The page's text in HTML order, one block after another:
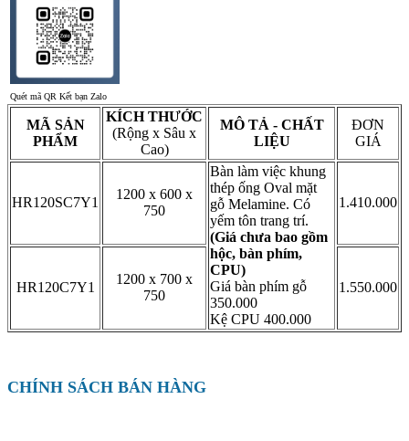
Quét mã QR Kết bạn Zalo
MÃ SẢN
PHẨM
KÍCH THƯỚC
(Rộng x Sâu x
Cao)
MÔ TẢ - CHẤT
LIỆU
ĐƠN
GIÁ
HR120SC7Y1
1200 x 600 x
750
Bàn làm việc khung
thép ống Oval mặt
gỗ Melamine. Có
yếm tôn trang trí.
(Giá chưa bao gồm
hộc, bàn phím,
CPU)
Giá bàn phím gỗ
350.000
Kệ CPU 400.000
1.410.000
HR120C7Y1
1200 x 700 x
750
1.550.000
CHÍNH SÁCH BÁN HÀNG